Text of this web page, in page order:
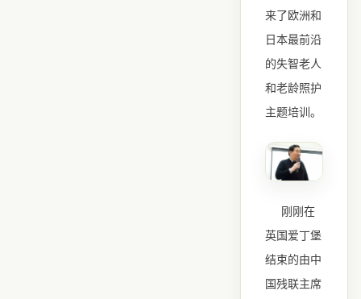
来了欧洲和
日本最前沿
的失智老人
和老龄照护
主题培训。
刚刚在
英国爱丁堡
结束的由中
国残联主席